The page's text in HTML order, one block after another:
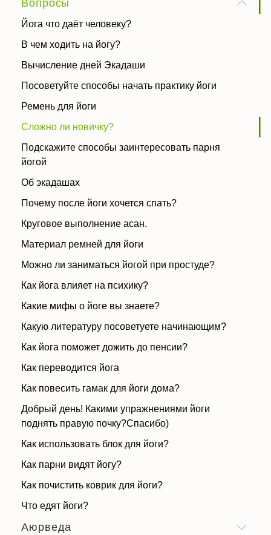
Вопросы
Йога что даёт человеку?
В чем ходить на йогу?
Вычисление дней Экадаши
Посоветуйте способы начать практику йоги
Ремень для йоги
Сложно ли новичку?
Подскажите способы заинтересовать парня
йогой
Об экадашах
Почему после йоги хочется спать?
Круговое выполнение асан.
Материал ремней для йоги
Можно ли заниматься йогой при простуде?
Как йога влияет на психику?
Какие мифы о йоге вы знаете?
Какую литературу посоветуете начинающим?
Как йога поможет дожить до пенсии?
Как переводится йога
Как повесить гамак для йоги дома?
Добрый день! Какими упражнениями йоги
поднять правую почку?Спасибо)
Как использовать блок для йоги?
Как парни видят йогу?
Как почистить коврик для йоги?
Что едят йоги?
Аюрведа